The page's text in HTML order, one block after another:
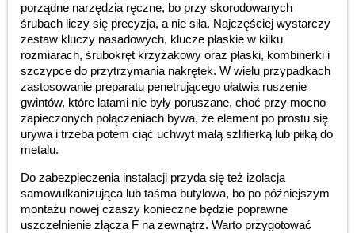
porządne narzędzia ręczne, bo przy skorodowanych
śrubach liczy się precyzja, a nie siła. Najczęściej wystarczy
zestaw kluczy nasadowych, klucze płaskie w kilku
rozmiarach, śrubokręt krzyżakowy oraz płaski, kombinerki i
szczypce do przytrzymania nakrętek. W wielu przypadkach
zastosowanie preparatu penetrującego ułatwia ruszenie
gwintów, które latami nie były poruszane, choć przy mocno
zapieczonych połączeniach bywa, że element po prostu się
urywa i trzeba potem ciąć uchwyt małą szlifierką lub piłką do
metalu.
Do zabezpieczenia instalacji przyda się też izolacja
samowulkanizująca lub taśma butylowa, bo po późniejszym
montażu nowej czaszy konieczne będzie poprawne
uszczelnienie złącza F na zewnątrz. Warto przygotować